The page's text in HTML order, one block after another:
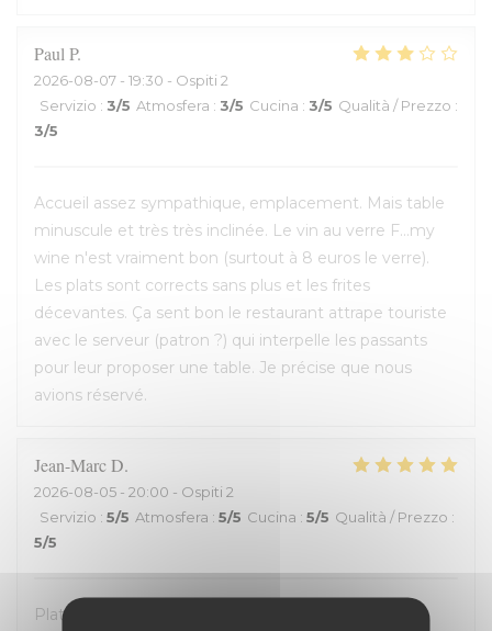
Paul P
2026-08-07 - 19:30 - Ospiti 2
Servizio : 3/5 Atmosfera : 3/5 Cucina : 3/5 Qualità / Prezzo :
3/5
Accueil assez sympathique, emplacement. Mais table
minuscule et très très inclinée. Le vin au verre F...my
wine n'est vraiment bon (surtout à 8 euros le verre).
Les plats sont corrects sans plus et les frites
décevantes. Ça sent bon le restaurant attrape touriste
avec le serveur (patron ?) qui interpelle les passants
pour leur proposer une table. Je précise que nous
avions réservé.
Jean-MarcD
2026-08-05 - 20:00 - Ospiti 2
Servizio : 5/5 Atmosfera : 5/5 Cucina : 5/5 Qualità / Prezzo :
5/5
Plats avec des produits frais. Très bon. Accueil très